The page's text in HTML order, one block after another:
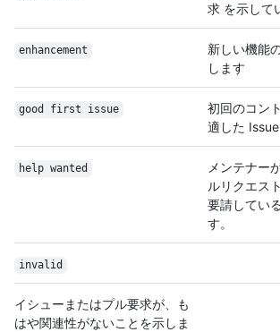
求 を示して
enhancement
新しい機能
します
good first issue
初回のコン
適した
help wanted
メンテナー
ルリクエス
要請してい
す。
invalid
イシューまたはプル要求が、も
はや関連性がないことを示しま